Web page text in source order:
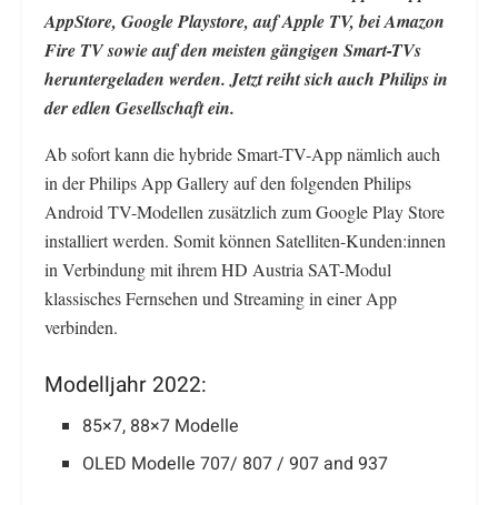
AppStore, Google Playstore, auf Apple TV, bei Amazon
Fire TV sowie auf den meisten gängigen Smart-TVs
heruntergeladen werden. Jetzt reiht sich auch Philips in
der edlen Gesellschaft ein.
Ab sofort kann die hybride Smart-TV-App nämlich auch
in der Philips App Gallery auf den folgenden Philips
Android TV-Modellen zusätzlich zum Google Play Store
installiert werden. Somit können Satelliten-Kunden:innen
in Verbindung mit ihrem HD Austria SAT-Modul
klassisches Fernsehen und Streaming in einer App
verbinden.
Modelljahr 2022:
85×7, 88×7 Modelle
OLED Modelle 707/ 807 / 907 and 937